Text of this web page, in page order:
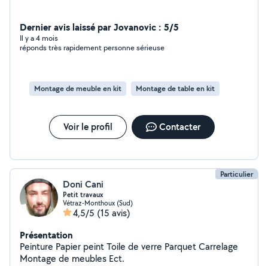
Dernier avis laissé par Jovanovic : 5/5
Il y a 4 mois
réponds très rapidement personne sérieuse
Montage de meuble en kit Montage de table en kit
Voir le profil Contacter
Particulier
Doni Cani
Petit travaux
Vétraz-Monthoux (Sud)
4,5/5 (15 avis)
Présentation
Peinture Papier peint Toile de verre Parquet Carrelage
Montage de meubles Ect.